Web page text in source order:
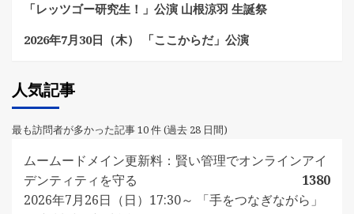
「レッツゴー研究生！」公演 山根涼羽 生誕祭
2026年7月30日（木） 「ここからだ」公演
人気記事
最も訪問者が多かった記事 10 件 (過去 28 日間)
ムームードメイン更新料：賢い管理でオンラインアイ
デンティティを守る
1380
2026年7月26日（日）17:30～ 「手をつなぎながら」